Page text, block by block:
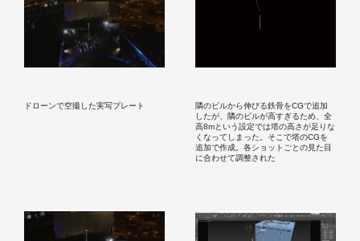
ドローンで空撮した実写プレート
隣のビルから伸びる鉄骨をCGで追加
したが、隣のビルが高すぎるため、全
高8mという設定では塔の高さが足りな
くなってしまった。そこで塔のCGを
追加で作成。各ショットごとの見た目
に合わせて調整された